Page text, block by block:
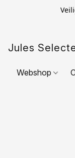
Jules
Webshop